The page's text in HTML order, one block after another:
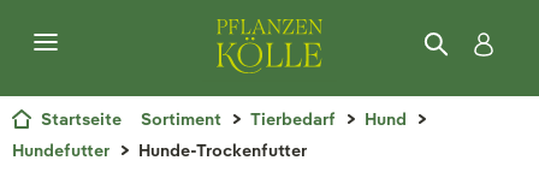
Startseite Sortiment Tierbedarf
Hund
Hundefutter
Hunde-Trockenfutter